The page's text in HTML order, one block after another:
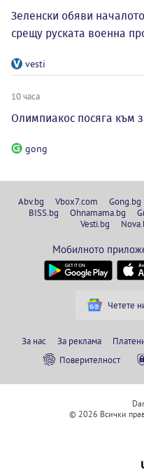
Зеленски обяви
срещу руската военна
vesti
10 часа
Олимпиакос посяга към
gong
Abv.bg Vbox7.com Gong.bg
BISS.bg
Ohnamama.bg
Vesti.bg
Мобилното
Четете
За нас За реклама
Поверителност
© 2026 Всички